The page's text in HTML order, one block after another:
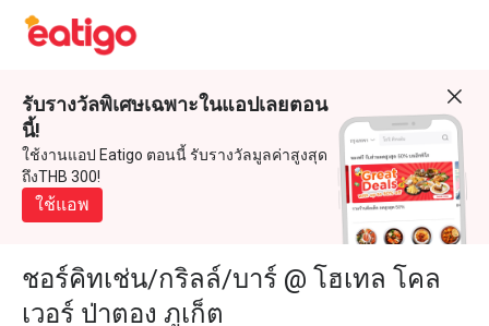
รับรางวัลพิเศษเฉพาะในแอปเลยตอน
นี้!
ใช้งานแอป Eatigo ตอนนี้ รับรางวัลมูลค่าสูงสุด
ถึงTHB 300!
ใช้แอพ
ชอร์คิทเช่น/กริลล์/บาร์ @ โฮเทล โคล
เวอร์ ป่าตอง ภูเก็ต